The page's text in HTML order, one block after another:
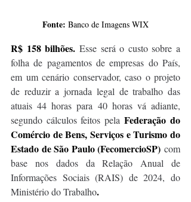
Fonte: Banco de Imagens WIX
R$ 158 bilhões. Esse será o custo sobre a
folha de pagamentos de empresas do País,
em um cenário conservador, caso o projeto
de reduzir a jornada legal de trabalho das
atuais 44 horas para 40 horas vá adiante,
segundo cálculos feitos pela Federação do
Comércio de Bens, Serviços e Turismo do
Estado de São Paulo (FecomercioSP) com
base nos dados da Relação Anual de
Informações Sociais (RAIS) de 2024, do
Ministério do Trabalho.